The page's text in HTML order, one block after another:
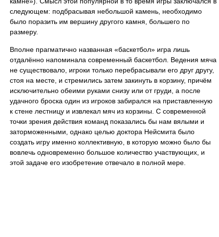
следующем: подбрасывая небольшой камень, необходимо
было поразить им вершину другого камня, большего по
размеру.
Вполне прагматично названная «баскетбол» игра лишь
отдалённо напоминала современный баскетбол. Ведения мяча
не существовало, игроки только перебрасывали его друг другу,
стоя на месте, и стремились затем закинуть в корзину, причём
исключительно обеими руками снизу или от груди, а после
удачного броска один из игроков забирался на приставленную
к стене лестницу и извлекал мяч из корзины. С современной
точки зрения действия команд показались бы нам вялыми и
заторможенными, однако целью доктора Нейсмита было
создать игру именно коллективную, в которую можно было бы
вовлечь одновременно большое количество участвующих, и
этой задаче его изобретение отвечало в полной мере.